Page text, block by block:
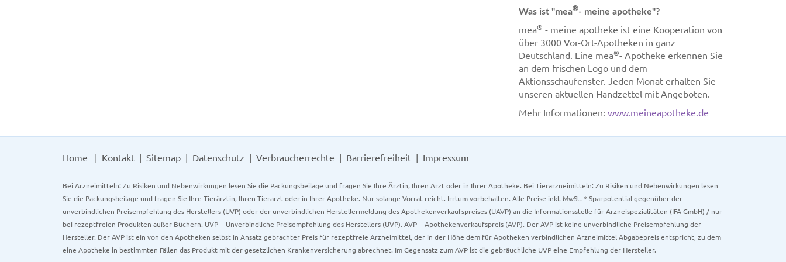
Was ist "mea®- meine apotheke"?
mea® - meine apotheke ist eine Kooperation von
über 3000 Vor-Ort-Apotheken in ganz
Deutschland. Eine mea®- Apotheke erkennen Sie
an dem frischen Logo und dem
Aktionsschaufenster. Jeden Monat erhalten Sie
unseren aktuellen Handzettel mit Angeboten.
Mehr Informationen: www.meineapotheke.de
Home Kontakt Sitemap Datenschutz Verbraucherrechte Barrierefreiheit Impressum
Bei Arzneimitteln: Zu Risiken und Nebenwirkungen lesen Sie die Packungsbeilage und fragen Sie Ihre Ärztin, Ihren Arzt oder in Ihrer Apotheke. Bei Tierarzneimitteln: Zu Risiken und Nebenwirkungen lesen
Sie die Packungsbeilage und fragen Sie Ihre Tierärztin, Ihren Tierarzt oder in Ihrer Apotheke. Nur solange Vorrat reicht. Irrtum vorbehalten. Alle Preise inkl. MwSt. * Sparpotential gegenüber der
unverbindlichen Preisempfehlung des Herstellers (UVP) oder der unverbindlichen Herstellermeldung des Apothekenverkaufspreises (UAVP) an die Informationsstelle für Arzneispezialitäten (IFA GmbH) / nur
bei rezeptfreien Produkten außer Büchern. UVP = Unverbindliche Preisempfehlung des Herstellers (UVP). AVP = Apothekenverkaufspreis (AVP). Der AVP ist keine unverbindliche Preisempfehlung der
Hersteller. Der AVP ist ein von den Apotheken selbst in Ansatz gebrachter Preis für rezeptfreie Arzneimittel, der in der Höhe dem für Apotheken verbindlichen Arzneimittel Abgabepreis entspricht, zu dem
eine Apotheke in bestimmten Fällen das Produkt mit der gesetzlichen Krankenversicherung abrechnet. Im Gegensatz zum AVP ist die gebräuchliche UVP eine Empfehlung der Hersteller.